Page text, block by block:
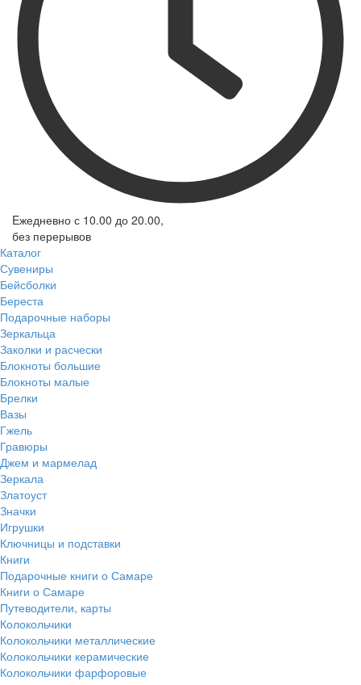
Eжедневно с 10.00 до 20.00,
без перерывов
Каталог
Сувениры
Бейсболки
Береста
Подарочные наборы
Зеркальца
Заколки и расчески
Блокноты большие
Блокноты малые
Брелки
Вазы
Гжель
Гравюры
Джем и мармелад
Зеркала
Златоуст
Значки
Игрушки
Ключницы и подставки
Книги
Подарочные книги о Самаре
Книги о Самаре
Путеводители, карты
Колокольчики
Колокольчики металлические
Колокольчики керамические
Колокольчики фарфоровые